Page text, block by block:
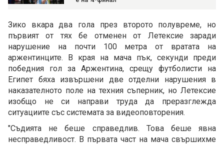
Зико вкара два гола през второто полувреме, но
първият от тях бе отменен от Летексие заради
нарушение на почти 100 метра от вратата на
аржентинците. В края на мача пък, секунди преди
победния гол за Аржентина, срещу футболисти на
Египет бяха извършени две отделни нарушения в
наказателното поле на техния съперник, но Летексие
изобщо не си направи труда да преразглежда
ситуациите със системата за видеоповторения.
"Съдията не беше справедлив. Това беше явна
несправедливост. В първата част на мача свършихме